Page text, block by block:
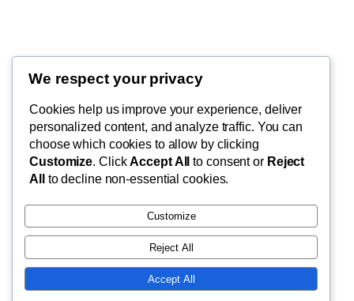
Thunder Feeds
你最喜欢的电子游戏和攻略杂志
博客
关于
常见问题
作者
事件
商店
样板
主题
二〇二五 以WordPress设计
We respect your privacy
Cookies help us improve your experience, deliver
personalized content, and analyze traffic. You can
choose which cookies to allow by clicking
Customize. ClickAccept All to consent or Reject
All
to decline non-essential cookies.
Customize
Reject All
Accept All